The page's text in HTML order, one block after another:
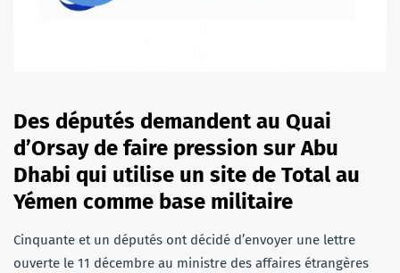
Des députés demandent au Quai
d’Orsay de faire pression sur Abu
Dhabi qui utilise un site de Total au
Yémen comme base militaire
Cinquante et un députés ont décidé d’envoyer une lettre
ouverte le 11 décembre au ministre des affaires étrangères